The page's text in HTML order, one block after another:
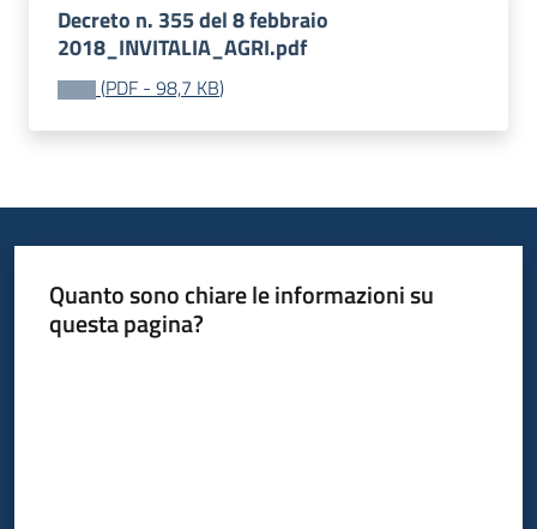
Decreto n. 355 del 8 febbraio
2018_INVITALIA_AGRI.pdf
(PDF - 98,7 KB)
Quanto sono chiare le informazioni su
questa pagina?